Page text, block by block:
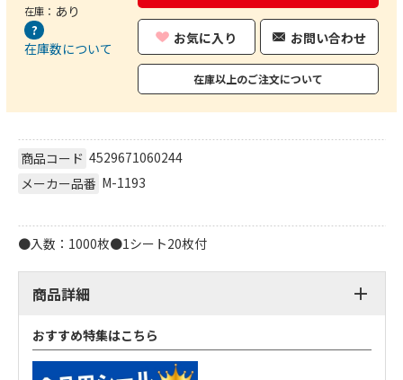
在庫： あり
在庫数について
お気に入り お問い合わせ
在庫以上のご注文について
商品コード 4529671060244
メーカー品番 M-1193
●入数：1000枚●1シート20枚付
商品詳細
おすすめ特集はこちら